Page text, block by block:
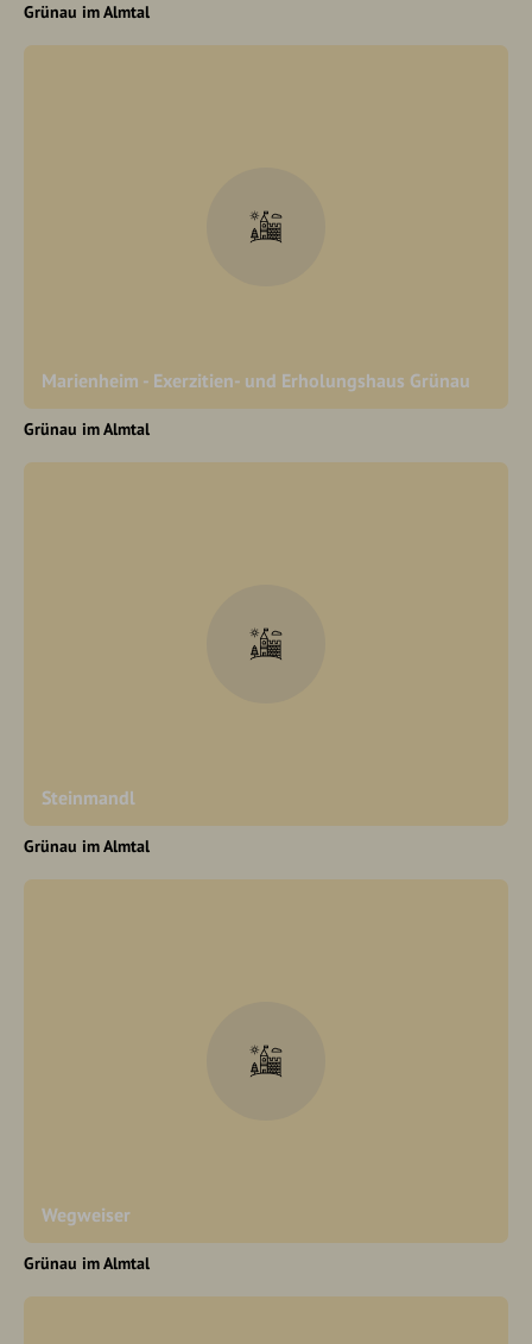
Grünau im Almtal
Marienheim - Exerzitien- und Erholungshaus Grünau
Grünau im Almtal
Steinmandl
Grünau im Almtal
Wegweiser
Grünau im Almtal